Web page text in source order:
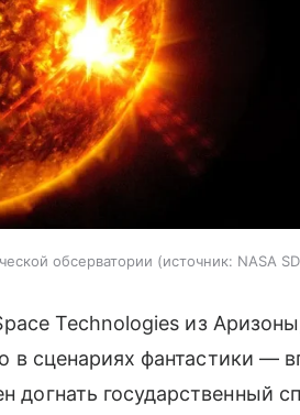
обсерватории источник: NASA
Technologies из
в сценариях фантастики —
государственный